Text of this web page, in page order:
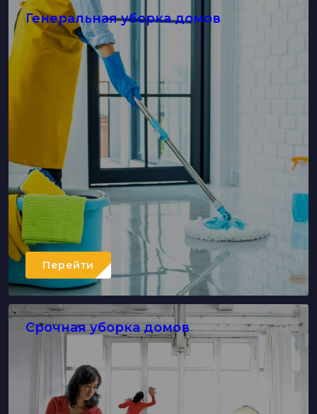
Генеральная уборка домов
Перейти
Срочная уборка домов